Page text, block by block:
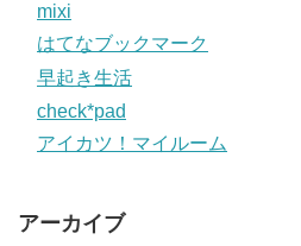
mixi
はてなブックマーク
早起き生活
check*pad
アイカツ！マイルーム
アーカイブ